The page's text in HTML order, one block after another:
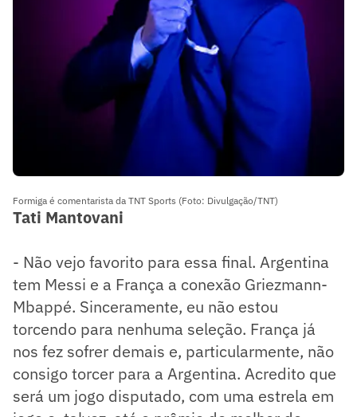
Formiga é comentarista da TNT Sports (Foto: Divulgação/TNT)
Tati Mantovani
- Não vejo favorito para essa final. Argentina
tem Messi e a França a conexão Griezmann-
Mbappé. Sinceramente, eu não estou
torcendo para nenhuma seleção. França já
nos fez sofrer demais e, particularmente, não
consigo torcer para a Argentina. Acredito que
será um jogo disputado, com uma estrela em